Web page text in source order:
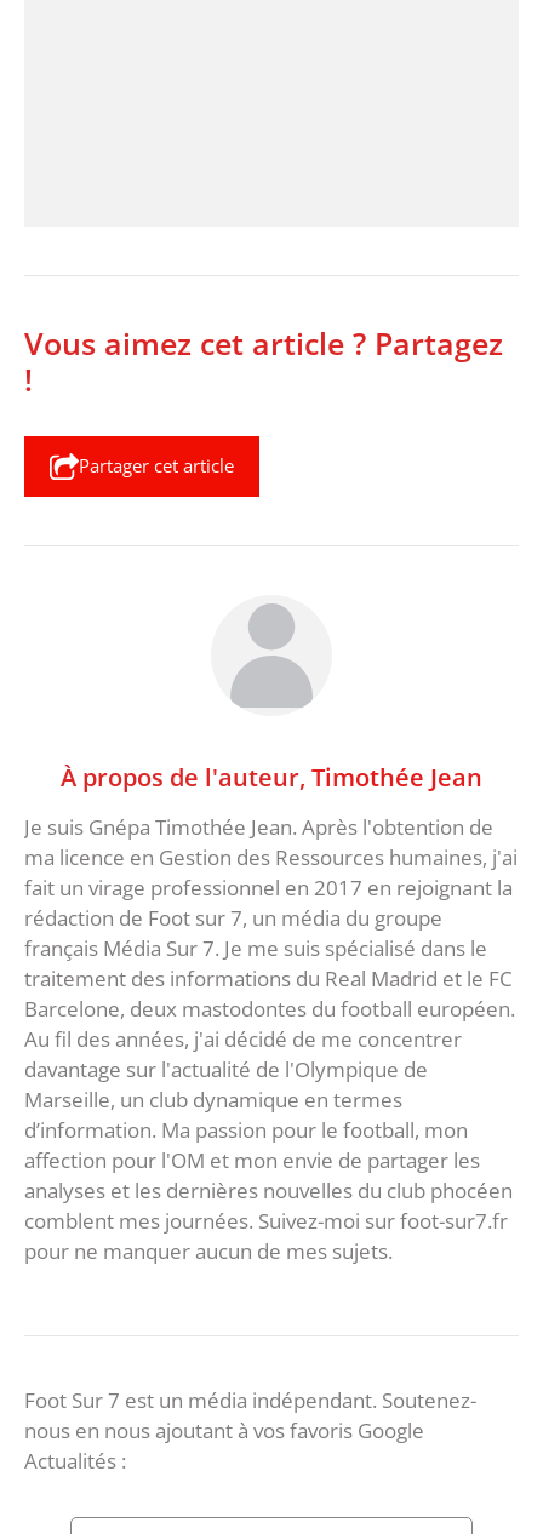
Vous aimez cet article ? Partagez
!
Partager cet article
À propos de l'auteur, Timothée Jean
Je suis Gnépa Timothée Jean. Après l'obtention de
ma licence en Gestion des Ressources humaines, j'ai
fait un virage professionnel en 2017 en rejoignant la
rédaction de Foot sur 7, un média du groupe
français Média Sur 7. Je me suis spécialisé dans le
traitement des informations du Real Madrid et le FC
Barcelone, deux mastodontes du football européen.
Au fil des années, j'ai décidé de me concentrer
davantage sur l'actualité de l'Olympique de
Marseille, un club dynamique en termes
d’information. Ma passion pour le football, mon
affection pour l'OM et mon envie de partager les
analyses et les dernières nouvelles du club phocéen
comblent mes journées. Suivez-moi sur foot-sur7.fr
pour ne manquer aucun de mes sujets.
Foot Sur 7 est un média indépendant. Soutenez-
nous en nous ajoutant à vos favoris Google
Actualités :